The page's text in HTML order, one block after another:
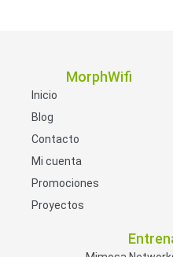
MorphWifi
Inicio
Blog
Contacto
Mi cuenta
Promociones
Proyectos